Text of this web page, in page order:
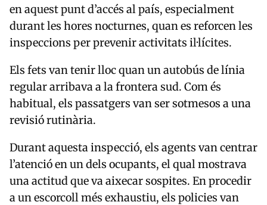
en aquest punt d’accés al país, especialment
durant les hores nocturnes, quan es reforcen les
inspeccions per prevenir activitats il·lícites.
Els fets van tenir lloc quan un autobús de línia
regular arribava a la frontera sud. Com és
habitual, els passatgers van ser sotmesos a una
revisió rutinària.
Durant aquesta inspecció, els agents van centrar
l’atenció en un dels ocupants, el qual mostrava
una actitud que va aixecar sospites. En procedir
a un escorcoll més exhaustiu, els policies van